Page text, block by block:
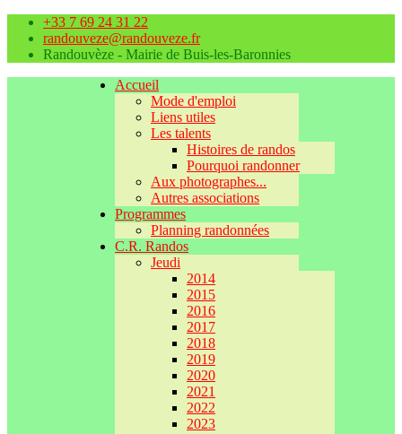
+33 7 69 24 31 22
randouveze@randouveze.fr
Randouvèze - Mairie de Buis-les-Baronnies
Accueil
Mode d'emploi
Liens utiles
Les talents
Histoires de randos
Pourquoi randonner
Aux photographes...
Autres associations
Programmes
Planning randonnées
C.R. Randos
Jeudi
2014
2015
2016
2017
2018
2019
2020
2021
2022
2023